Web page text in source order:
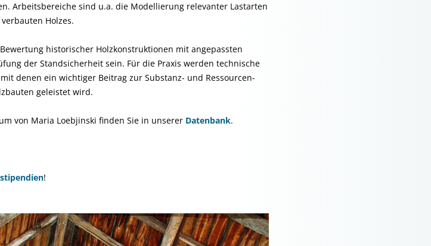
Arbeitsbereiche sind u.a. die Modellierung relevanter Lastarten
Holzes.
historischer Holzkonstruktionen mit angepassten
der Standsicherheit sein. Für die Praxis werden technische
denen ein wichtiger Beitrag zur Substanz- und Ressourcen-
geleistet wird.
von Maria Loebjinski finden Sie in unserer Datenbank.
!